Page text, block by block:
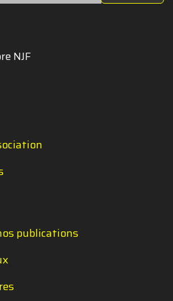
NJF
publications